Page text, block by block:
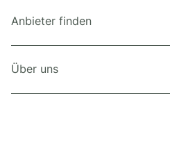
Anbieter finden
Über uns